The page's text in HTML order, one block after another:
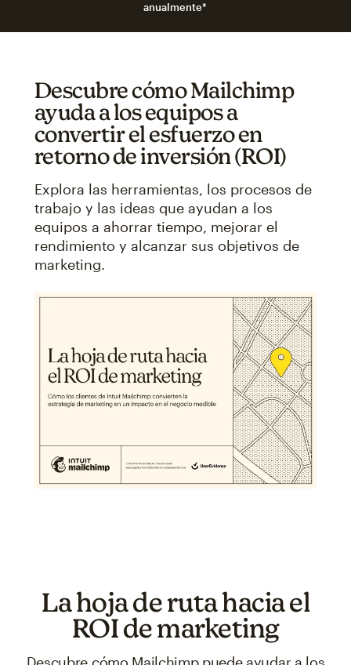
anualmente*
Descubre cómo Mailchimp
ayuda a los equipos a
convertir el esfuerzo en
retorno de inversión (ROI)
Explora las herramientas, los procesos de
trabajo y las ideas que ayudan a los
equipos a ahorrar tiempo, mejorar el
rendimiento y alcanzar sus objetivos de
marketing.
La hoja de ruta hacia el
ROI de marketing